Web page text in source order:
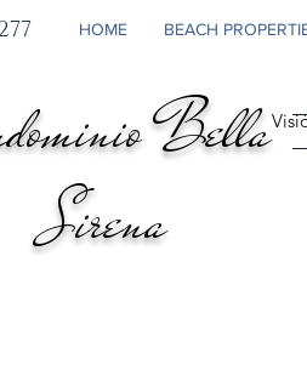
HOME BEACH
Bella
Sirena